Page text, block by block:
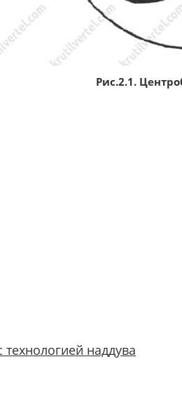
Рис.2.1.
технологией наддува